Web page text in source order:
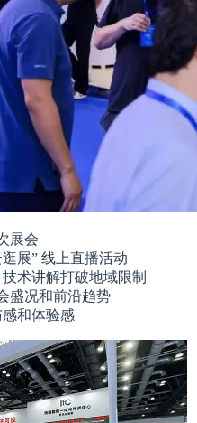
展会
展” 线上直播活动
术讲解打破地域限制
盛况和前沿趋势
和体验感